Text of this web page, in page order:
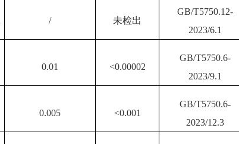
/ 未检出
GB/T5750.12-
2023/6.1
0.01 <0.00002
GB/T5750.6-
2023/9.1
0.005 <0.001
GB/T5750.6-
2023/12.3